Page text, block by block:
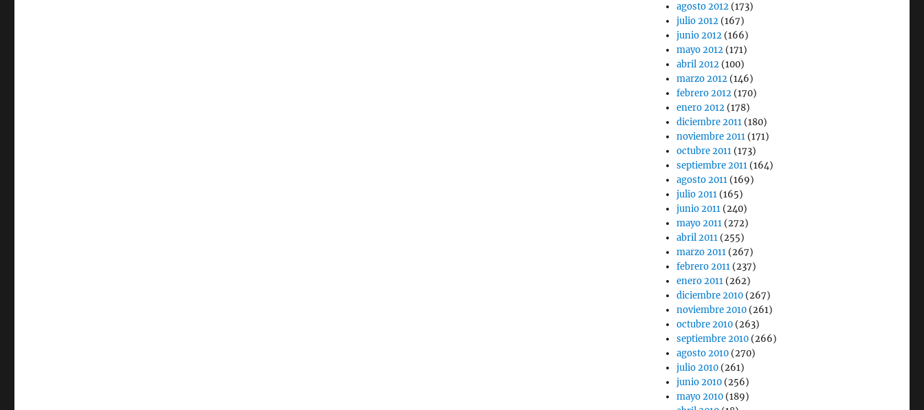
agosto 2012 (173)
julio 2012 (167)
junio 2012 (166)
mayo 2012 (171)
abril 2012 (100)
marzo 2012 (146)
febrero 2012 (170)
enero 2012 (178)
diciembre 2011 (180)
noviembre 2011 (171)
octubre 2011 (173)
septiembre 2011 (164)
agosto 2011 (169)
julio 2011 (165)
junio 2011 (240)
mayo 2011 (272)
abril 2011 (255)
marzo 2011 (267)
febrero 2011 (237)
enero 2011 (262)
diciembre 2010 (267)
noviembre 2010 (261)
octubre 2010 (263)
septiembre 2010 (266)
agosto 2010 (270)
julio 2010 (261)
junio 2010 (256)
mayo 2010 (189)